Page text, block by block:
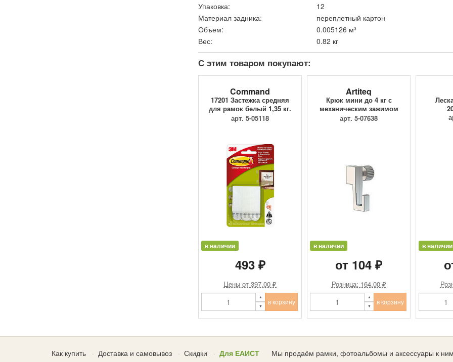
Упаковка:
12
Материал задника:
переплетный картон
Объем:
0.005126 м³
Вес:
0.82 кг
С этим товаром покупают:
Command
17201 Застежка средняя
для рамок белый 1,35 кг.
...
арт. 5-05118
в наличии
493 ₽
Цены от 397.00 ₽
в корзину
Artiteq
Крюк мини до 4 кг с
механическим зажимом
9.4205
арт. 5-07638
в наличии
от 104 ₽
Розница: 164.00 ₽
в корзину
в наличии
Как купить Доставка и самовывоз Скидки Для ЕАИСТ Мы продаём рамки, фотоальбомы и аксессуары к